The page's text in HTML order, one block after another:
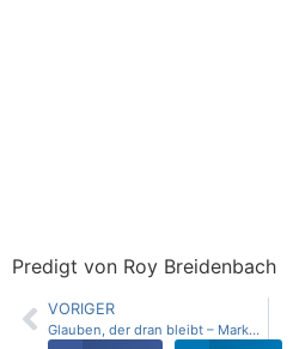
Predigt von Roy Breidenbach
VORIGER
Glauben, der dran bleibt – Markus 7, 24-30